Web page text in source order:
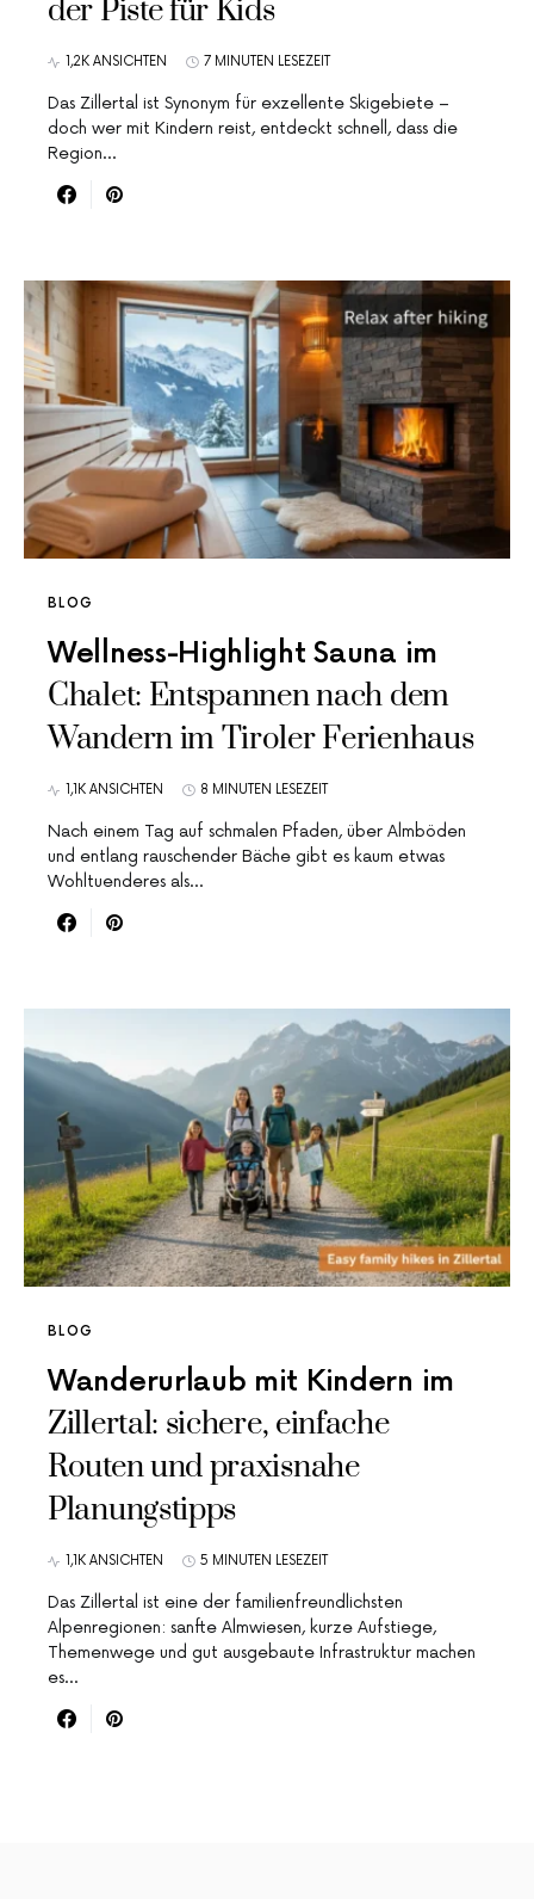
der Piste für Kids
1,2K ANSICHTEN 7 MINUTEN LESEZEIT
Das Zillertal ist Synonym für exzellente Skigebiete –
doch wer mit Kindern reist, entdeckt schnell, dass die
Region…
BLOG
Wellness-Highlight Sauna im
Chalet: Entspannen nach dem
Wandern im Tiroler Ferienhaus
1,1K ANSICHTEN 8 MINUTEN LESEZEIT
Nach einem Tag auf schmalen Pfaden, über Almböden
und entlang rauschender Bäche gibt es kaum etwas
Wohltuenderes als…
BLOG
Wanderurlaub mit Kindern im
Zillertal: sichere, einfache
Routen und praxisnahe
Planungstipps
1,1K ANSICHTEN 5 MINUTEN LESEZEIT
Das Zillertal ist eine der familienfreundlichsten
Alpenregionen: sanfte Almwiesen, kurze Aufstiege,
Themenwege und gut ausgebaute Infrastruktur machen
es…